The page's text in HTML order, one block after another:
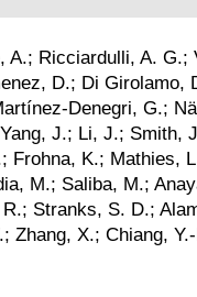
Ricciardulli, A. G.;
D.; Di Girolamo,
Denegri, G.;
J.; Li, J.; Smith,
Frohna, K.; Mathies,
M.; Saliba, M.;
Stranks, S. D.;
Zhang, X.; Chiang,